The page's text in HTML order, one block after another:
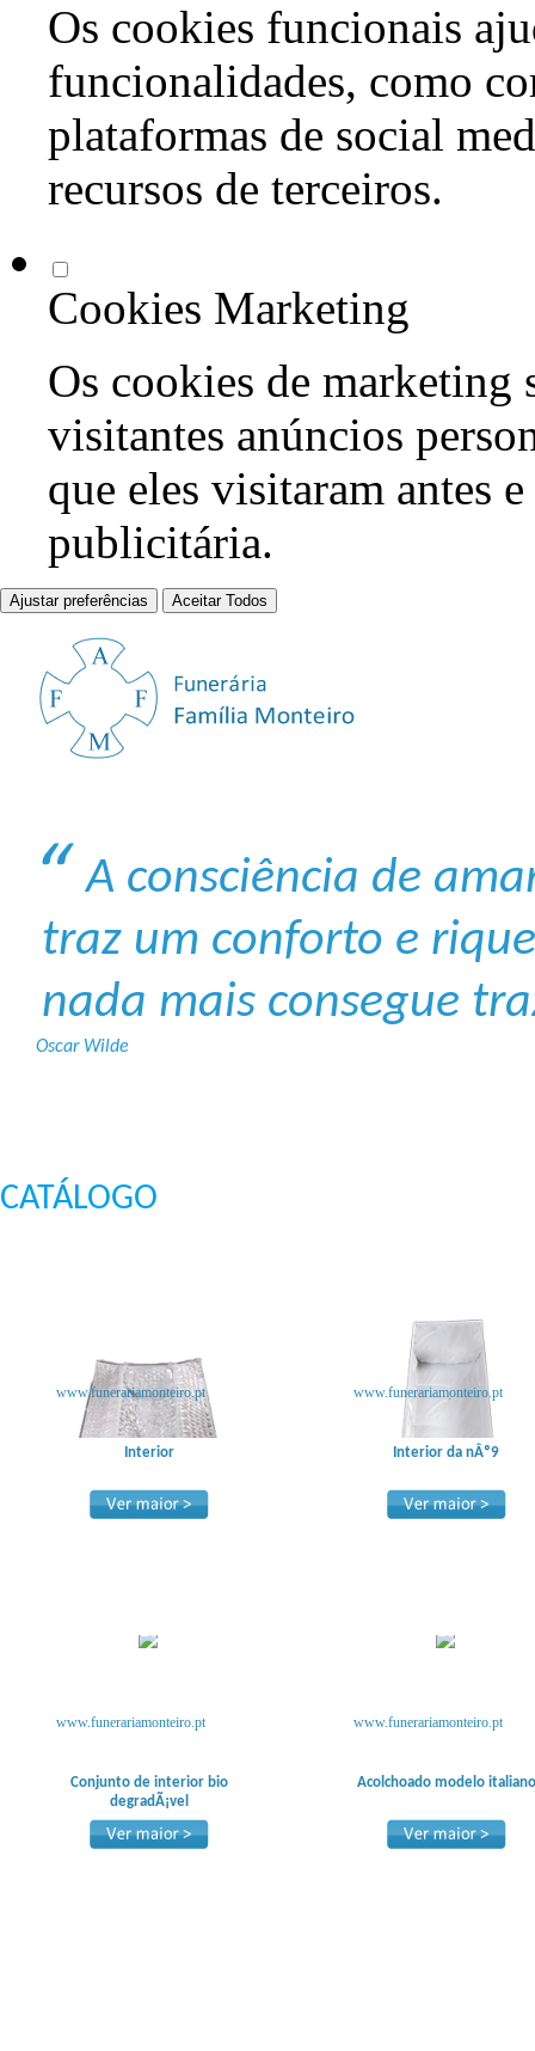
Os cookies funcionais
funcionalidades, como
plataformas de social
recursos de terceiros.
Cookies Marketing
Os cookies de marketing
visitantes anúncios
que eles visitaram antes
publicitária.
Ajustar preferências Aceitar Todos
A consciência de
traz um conforto e
nada mais consegue
Oscar Wilde
CATÁLOGO
www.funerariamonteiro.pt
Interior
www.funerariamonteiro.pt
Interior da nÂº9
www.funerariamonteiro.pt
Conjunto de interior bio
degradÃ¡vel
www.funerariamonteiro.pt
Acolchoado modelo italiano